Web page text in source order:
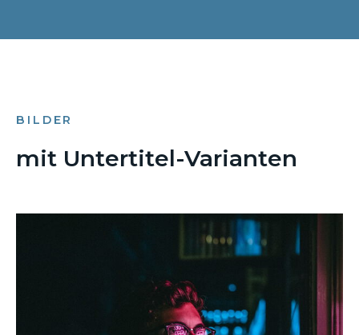
BILDER
mit Untertitel-Varianten